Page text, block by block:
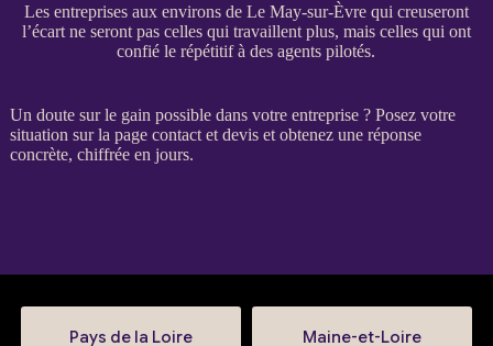
Les entreprises aux environs de Le May-sur-Èvre qui creuseront
l’écart ne seront pas celles qui travaillent plus, mais celles qui ont
confié le répétitif à des agents pilotés.
Un doute sur le gain possible dans votre entreprise ? Posez votre
situation sur la page contact et deviset obtenez une réponse
concrète, chiffrée en jours.
Pays de la Loire Maine-et-Loire